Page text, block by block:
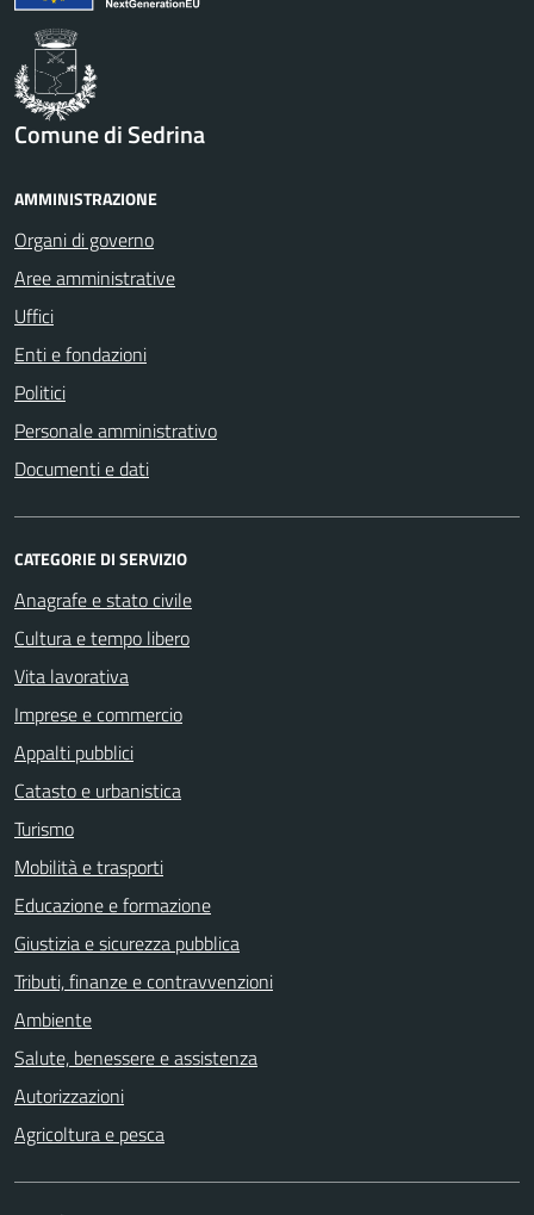
Comune di Sedrina
AMMINISTRAZIONE
Organi di governo
Aree amministrative
Uffici
Enti e fondazioni
Politici
Personale amministrativo
Documenti e dati
CATEGORIE DI SERVIZIO
Anagrafe e stato civile
Cultura e tempo libero
Vita lavorativa
Imprese e commercio
Appalti pubblici
Catasto e urbanistica
Turismo
Mobilità e trasporti
Educazione e formazione
Giustizia e sicurezza pubblica
Tributi, finanze e contravvenzioni
Ambiente
Salute, benessere e assistenza
Autorizzazioni
Agricoltura e pesca